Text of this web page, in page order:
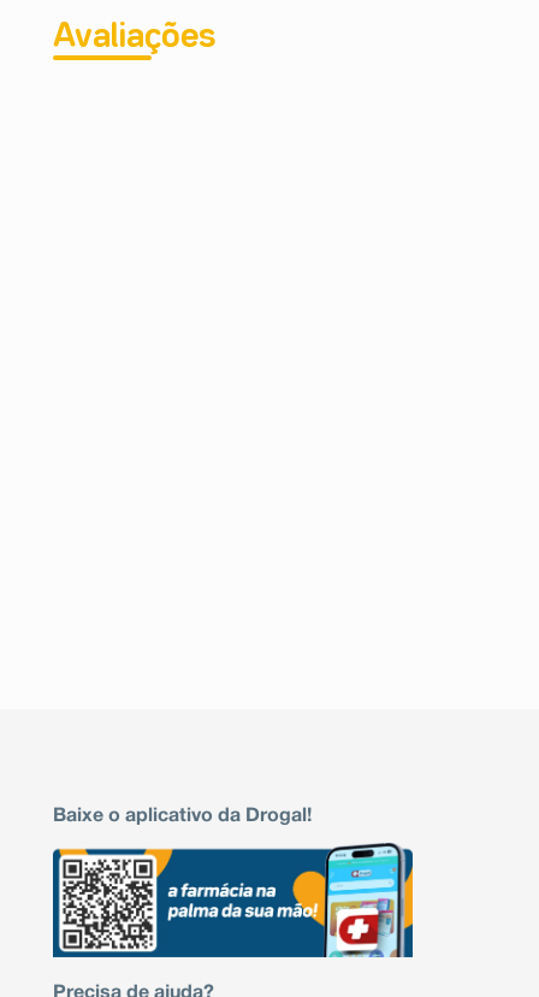
Avaliações
Baixe o aplicativo da Drogal!